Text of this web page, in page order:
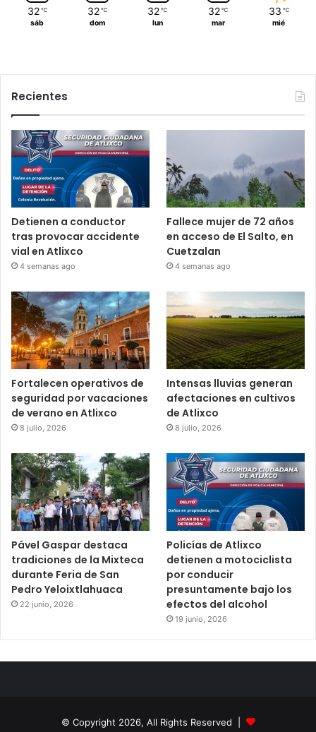
32 ℃
sáb
32 ℃
dom
32 ℃
lun
32 ℃
mar
33 ℃
mié
Recientes
Detienen a conductor
tras provocar accidente
vial en Atlixco
4 semanas ago
Fallece mujer de 72 años
en acceso de El Salto, en
Cuetzalan
4 semanas ago
Fortalecen operativos de
seguridad por vacaciones
de verano en Atlixco
8 julio, 2026
Intensas lluvias generan
afectaciones en cultivos
de Atlixco
8 julio, 2026
Pável Gaspar destaca
tradiciones de la Mixteca
durante Feria de San
Pedro Yeloixtlahuaca
22 junio, 2026
Policías de Atlixco
detienen a motociclista
por conducir
presuntamente bajo los
efectos del alcohol
19 junio, 2026
© Copyright 2026, All Rights Reserved |